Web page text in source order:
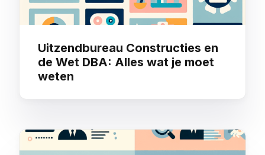
Uitzendbureau Constructies en
de Wet DBA: Alles wat je moet
weten